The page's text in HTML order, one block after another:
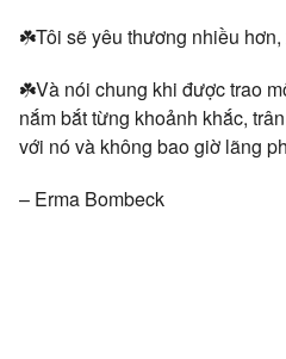
☘️Tôi sẽ yêu thương nhiều
☘️Và nói chung khi được trao
nắm bắt từng khoảnh khắc,
với nó và không bao giờ lãng
– Erma Bombeck